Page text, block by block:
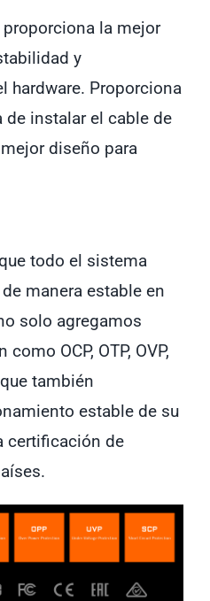
la mejor
y
hardware. Proporciona
instalar el cable de
diseño para
todo el sistema
manera estable en
solo agregamos
OCP, OTP, OVP,
que también
estable de su
certificación de